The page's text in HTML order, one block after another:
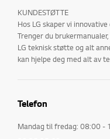
KUNDESTØTTE
Hos LG skaper vi
Trenger du
LG teknisk støtte og alt
kan hjelpe deg med alt av
Telefon
Mandag til fredag: 08:00 -